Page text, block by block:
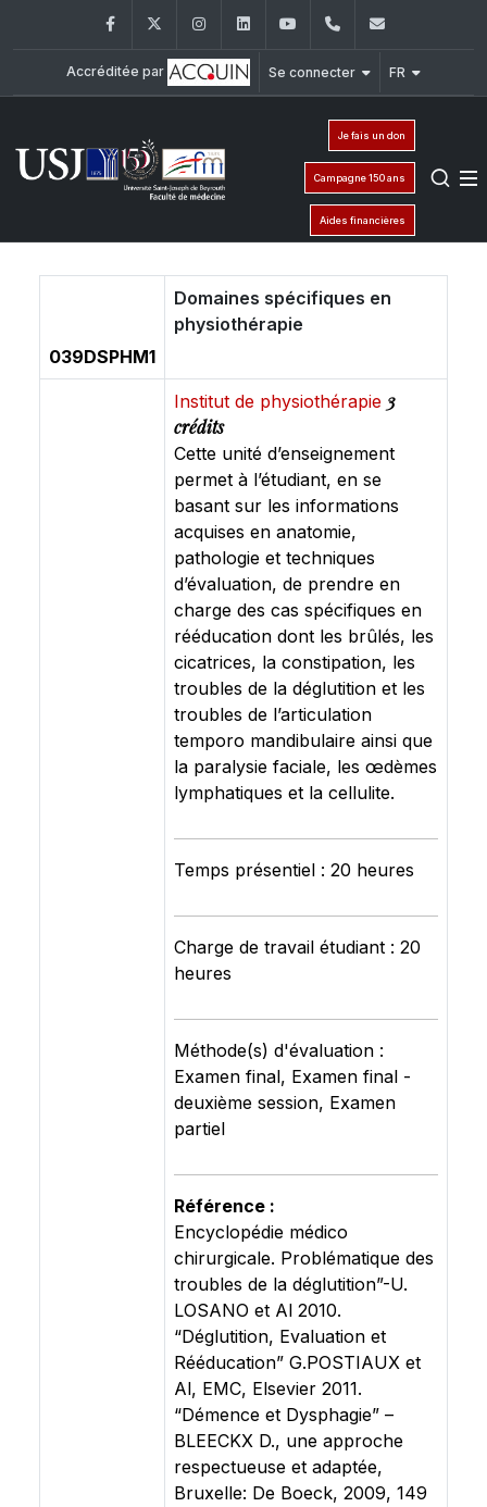
FacebookTwitter InstagramLinkedInYouTube+961 (1) 421 235
Accréditée par Se connecter FR
Je fais un don
Campagne 150 ans
Aides financières
039DSPHM1
Domaines spécifiques en
physiothérapie
Institut de physiothérapie 3
crédits
Cette unité d’enseignement
permet à l’étudiant, en se
basant sur les informations
acquises en anatomie,
pathologie et techniques
d’évaluation, de prendre en
charge des cas spécifiques en
rééducation dont les brûlés, les
cicatrices, la constipation, les
troubles de la déglutition et les
troubles de l’articulation
temporo mandibulaire ainsi que
la paralysie faciale, les œdèmes
lymphatiques et la cellulite.
Temps présentiel : 20 heures
Charge de travail étudiant : 20
heures
Méthode(s) d'évaluation :
Examen final, Examen final -
deuxième session, Examen
partiel
Référence :
Encyclopédie médico
chirurgicale. Problématique des
troubles de la déglutition”-U.
LOSANO et Al 2010.
“Déglutition, Evaluation et
Rééducation” G.POSTIAUX et
Al, EMC, Elsevier 2011.
“Démence et Dysphagie” –
BLEECKX D., une approche
respectueuse et adaptée,
Bruxelle: De Boeck, 2009, 149